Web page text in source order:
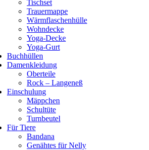
Tischset
Trauermappe
Wärmflaschenhülle
Wohndecke
Yoga-Decke
Yoga-Gurt
Buchhüllen
Damenkleidung
Oberteile
Rock – Langeneß
Einschulung
Mäppchen
Schultüte
Turnbeutel
Für Tiere
Bandana
Genähtes für Nelly